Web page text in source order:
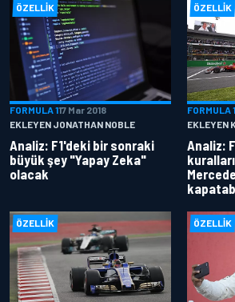
ÖZELLIK
FORMULA 117 Mar 2018
EKLEYEN JONATHAN NOBLE
Analiz: F1'deki bir sonraki
büyük şey "Yapay Zeka"
olacak
ÖZELLIK
FORMULA 1
EKLEYEN
Analiz:
ÖZELLIK ÖZELLIK